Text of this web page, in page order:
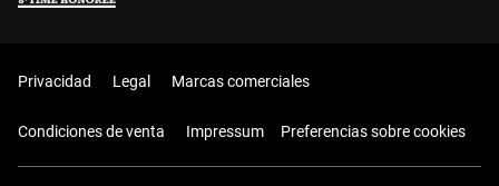
Privacidad Legal Marcas comerciales
Condiciones de venta Impressum Preferencias sobre cookies